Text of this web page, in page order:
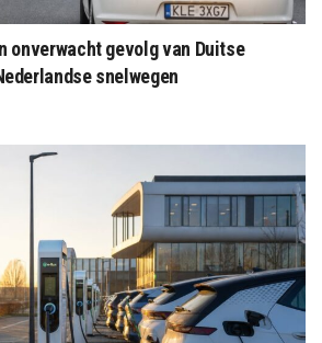
onverwacht gevolg van Duitse
snelwegen